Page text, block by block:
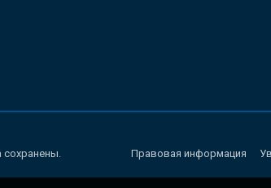
сохранены. Правовая информация